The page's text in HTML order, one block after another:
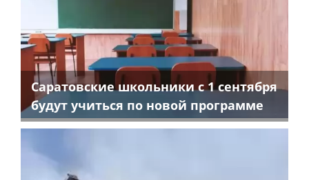
Саратовские школьники с 1 сентября
будут учиться по новой программе